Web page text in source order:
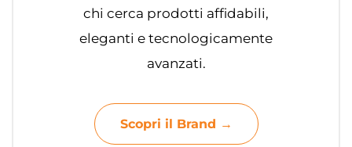
chi cerca prodotti affidabili,
eleganti e tecnologicamente
avanzati.
Scopri il Brand →